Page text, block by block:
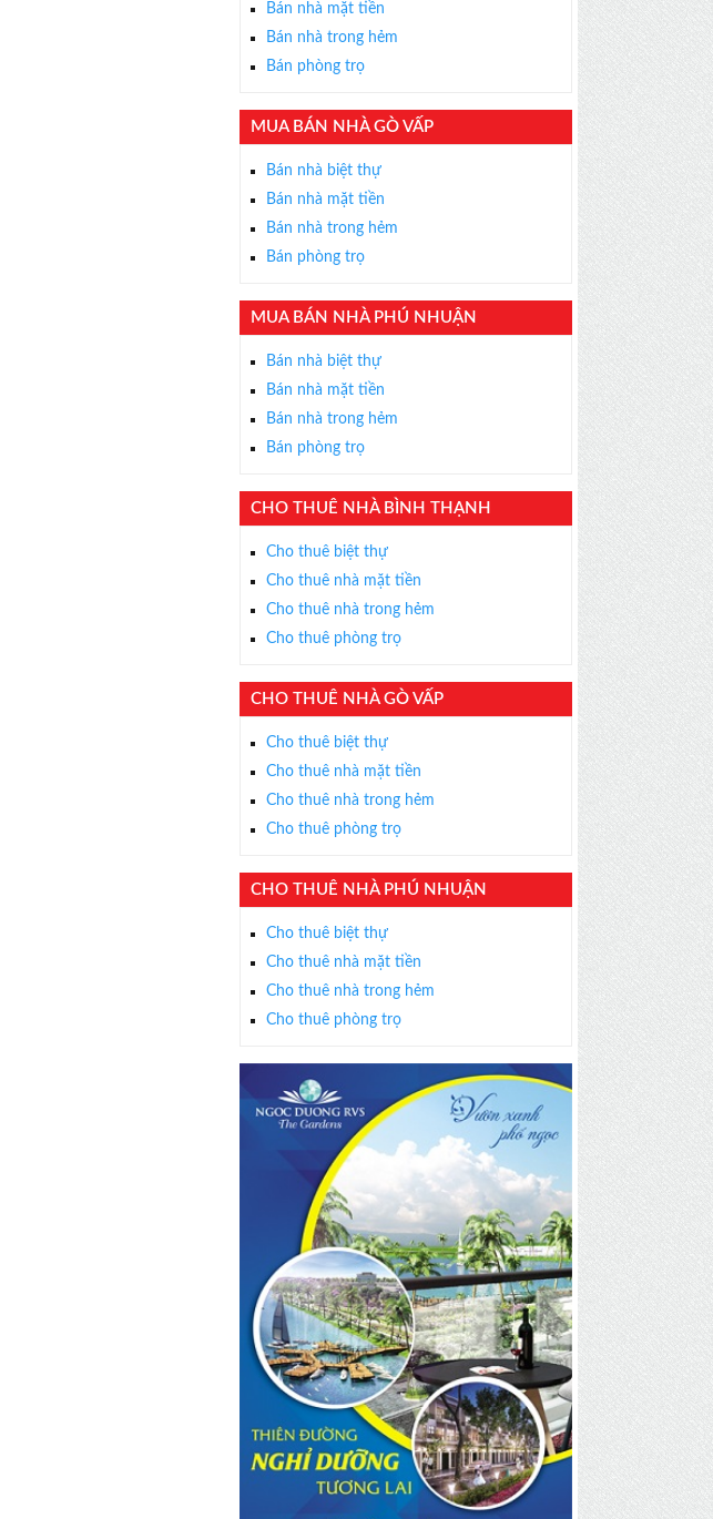
Với hơn 1000 căn nhà và 50 sales thân thiện, nhiệt tình,
×
Bán nhà mặt tiền
Bán nhà trong hẻm
Bán phòng trọ
MUA BÁN NHÀ GÒ VẤP
Bán nhà biệt thự
Bán nhà mặt tiền
Bán nhà trong hẻm
Bán phòng trọ
MUA BÁN NHÀ PHÚ NHUẬN
Bán nhà biệt thự
Bán nhà mặt tiền
Bán nhà trong hẻm
Bán phòng trọ
CHO THUÊ NHÀ BÌNH THẠNH
Cho thuê biệt thự
Cho thuê nhà mặt tiền
Cho thuê nhà trong hẻm
Cho thuê phòng trọ
CHO THUÊ NHÀ GÒ VẤP
Cho thuê biệt thự
Cho thuê nhà mặt tiền
Cho thuê nhà trong hẻm
Cho thuê phòng trọ
CHO THUÊ NHÀ PHÚ NHUẬN
Cho thuê biệt thự
Cho thuê nhà mặt tiền
Cho thuê nhà trong hẻm
Cho thuê phòng trọ